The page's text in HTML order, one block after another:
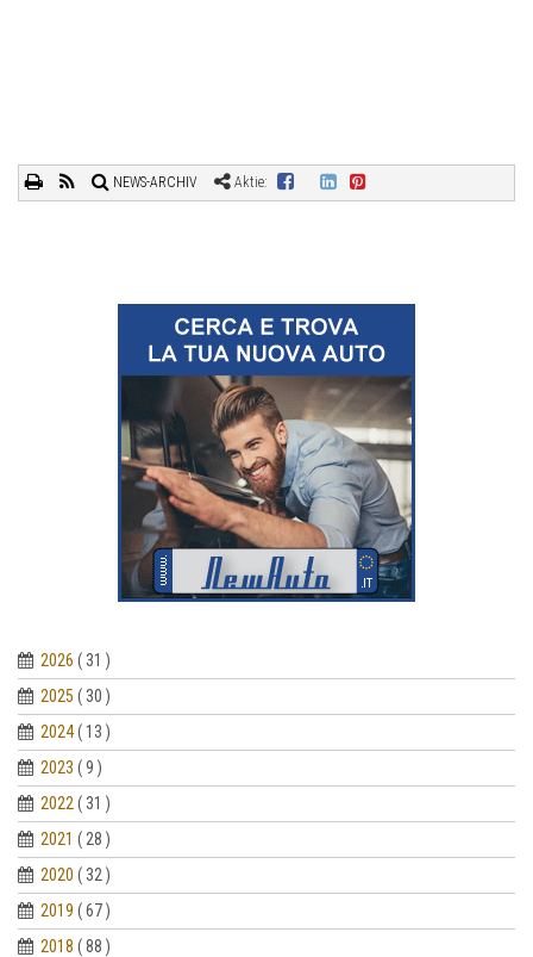
NEWS-ARCHIV Aktie:
2026 ( 31 )
2025 ( 30 )
2024( 13 )
2023 ( 9 )
2022 ( 31 )
2021 ( 28 )
2020 ( 32 )
2019 ( 67 )
2018 ( 88 )